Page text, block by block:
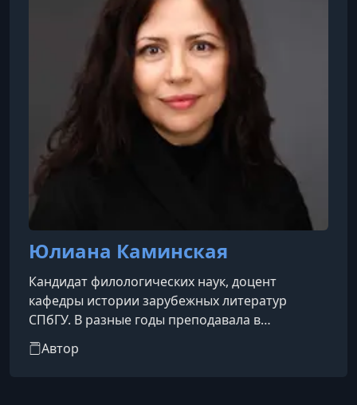
Юлиана Каминская
Кандидат филологических наук, доцент
кафедры истории зарубежных литератур
СПбГУ. В разные годы преподавала в
университетах Цюриха, Инсбрука, Галле,
Фрайбурга и Трира. Обладательница
Автор